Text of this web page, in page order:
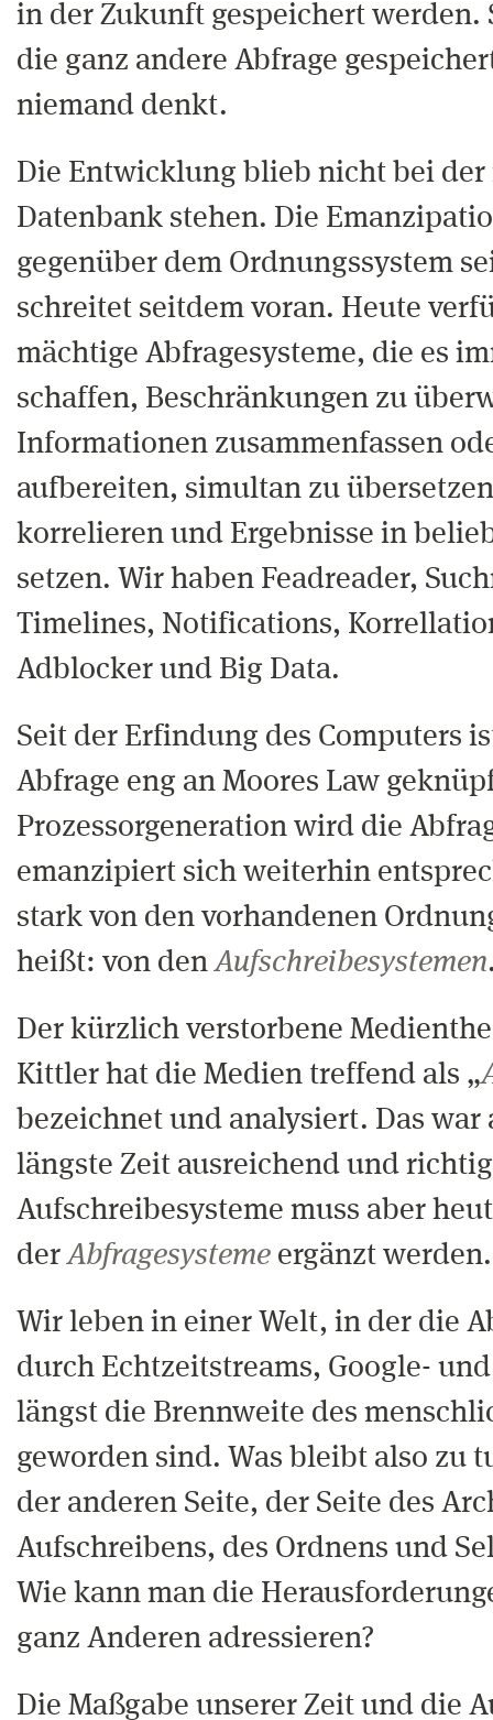
in der Zukunft gespeichert werden.
die ganz andere Abfrage
niemand denkt.
Die Entwicklung blieb nicht bei
Datenbank stehen. Die
gegenüber dem Ordnungssystem
schreitet seitdem voran. Heute
mächtige Abfragesysteme, die es
schaffen, Beschränkungen zu
Informationen zusammenfassen
aufbereiten, simultan zu
korrelieren und Ergebnisse in
setzen. Wir haben Feadreader,
Timelines, Notifications,
Adblocker und Big Data.
Seit der Erfindung des Computers
Abfrage eng an Moores Law
Prozessorgeneration wird die
emanzipiert sich weiterhin
stark von den vorhandenen
heißt: von denAufschreibesystemen
Der kürzlich verstorbene
Kittler hat die Medien treffend als „
bezeichnet und analysiert. Das war
längste Zeit ausreichend und
Aufschreibesysteme muss aber
derAbfragesysteme ergänzt werden.
Wir leben in einer Welt, in der die
durch Echtzeitstreams, Google-
längst die Brennweite des
geworden sind. Was bleibt also zu
der anderen Seite, der Seite des
Aufschreibens, des Ordnens und
Wie kann man die
ganz Anderen adressieren?
Die Maßgabe unserer Zeit und die